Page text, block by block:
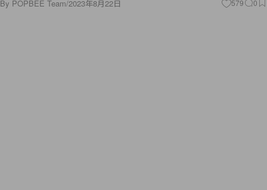
By POPBEE Team/2023年8月22日 579 0